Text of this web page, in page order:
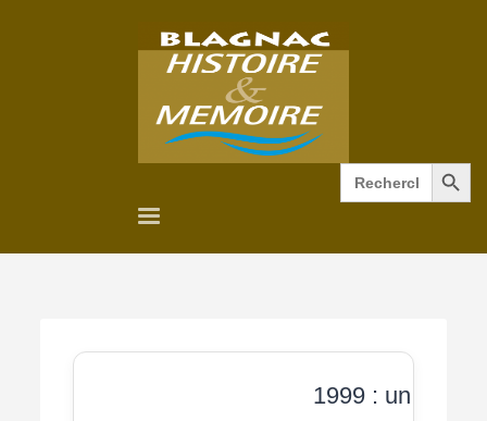
Search
for:
Search Button
1999 : un